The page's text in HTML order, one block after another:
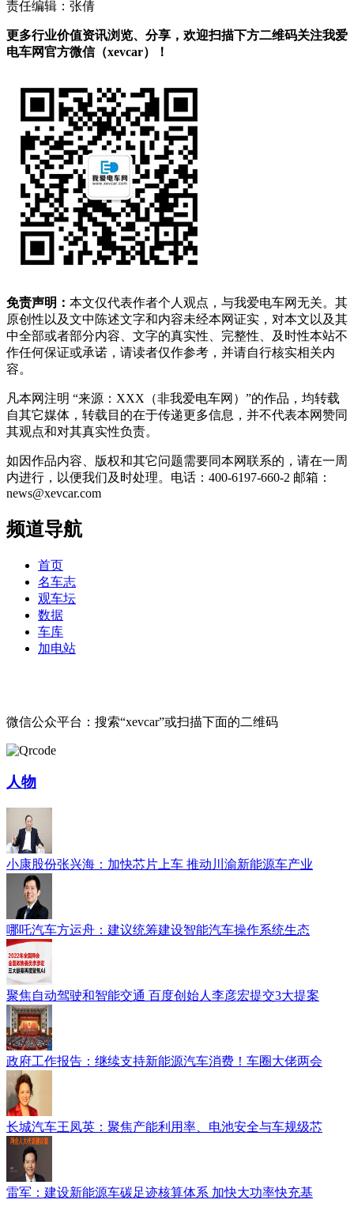
责任编辑：张倩
更多行业价值资讯浏览、分享，欢迎扫描下方二维码关注我爱
电车网官方微信（xevcar）！
免责声明： 本文仅代表作者个人观点，与我爱电车网无关。其
原创性以及文中陈述文字和内容未经本网证实，对本文以及其
中全部或者部分内容、文字的真实性、完整性、及时性本站不
作任何保证或承诺，请读者仅作参考，并请自行核实相关内
容。
凡本网注明 “来源：XXX（非我爱电车网）”的作品，均转载
自其它媒体，转载目的在于传递更多信息，并不代表本网赞同
其观点和对其真实性负责。
如因作品内容、版权和其它问题需要同本网联系的，请在一周
内进行，以便我们及时处理。电话：400-6197-660-2 邮箱：
news@xevcar.com
频道导航
首页
名车志
观车坛
数据
车库
加电站
微信公众平台：搜索“xevcar”或扫描下面的二维码
人物
小康股份张兴海：加快芯片上车 推动川渝新能源车产业
哪吒汽车方运舟：建议统筹建设智能汽车操作系统生态
聚焦自动驾驶和智能交通 百度创始人李彦宏提交3大提案
政府工作报告：继续支持新能源汽车消费！车圈大佬两会
长城汽车王凤英：聚焦产能利用率、电池安全与车规级芯
雷军：建设新能源车碳足迹核算体系 加快大功率快充基